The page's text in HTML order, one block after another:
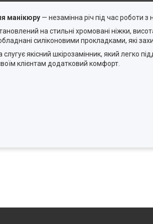
манікюру — незамінна річ під час роботи з
на стильні хромовані ніжки,
силіконовими прокладками, які
якісний шкірозамінник, який легко
клієнтам додатковий комфорт.